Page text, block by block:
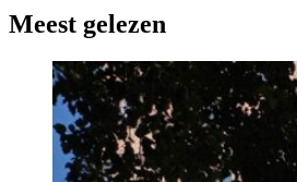
Meest gelezen